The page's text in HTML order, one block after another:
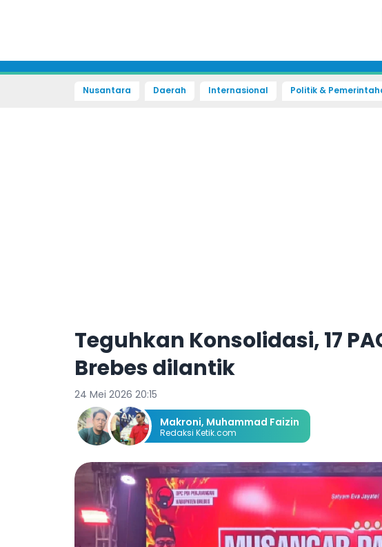
Nusantara Daerah Internasional Politik &
Teguhkan Konsolidasi, 17
Brebes dilantik
24 Mei 2026 20:15
Makroni, Muhammad Faizin
Redaksi Ketik.com